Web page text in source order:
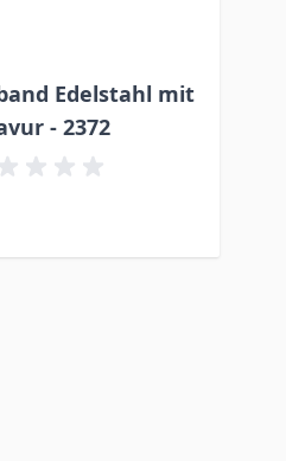
Edelstahl mit
- 2372